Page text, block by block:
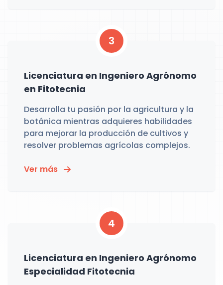
3
Licenciatura en Ingeniero Agrónomo
en Fitotecnia
Desarrolla tu pasión por la agricultura y la
botánica mientras adquieres habilidades
para mejorar la producción de cultivos y
resolver problemas agrícolas complejos.
Ver más
4
Licenciatura en Ingeniero Agrónomo
Especialidad Fitotecnia